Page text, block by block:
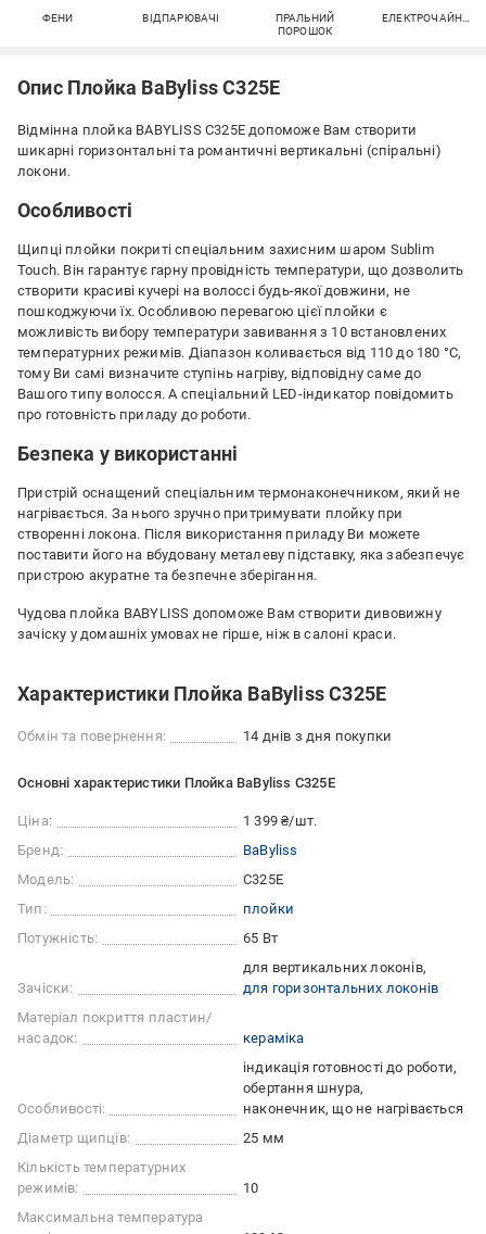
ФЕНИ ВІДПАРЮВАЧІ
ПРАЛЬНИЙ
ПОРОШОК
Опис Плойка BaByliss C325E
Відмінна плойка BABYLISS C325E допоможе Вам створити
шикарні горизонтальні та романтичні вертикальні (спіральні)
локони.
Особливості
Щипці плойки покриті спеціальним захисним шаром Sublim
Touch. Він гарантує гарну провідність температури, що дозволить
створити красиві кучері на волоссі будь-якої довжини, не
пошкоджуючи їх. Особливою перевагою цієї плойки є
можливість вибору температури завивання з 10 встановлених
температурних режимів. Діапазон коливається від 110 до 180 °С,
тому Ви самі визначите ступінь нагріву, відповідну саме до
Вашого типу волосся. А спеціальний LED-індикатор повідомить
про готовність приладу до роботи.
Безпека у використанні
Пристрій оснащений спеціальним термонаконечником, який не
нагрівається. За нього зручно притримувати плойку при
створенні локона. Після використання приладу Ви можете
поставити його на вбудовану металеву підставку, яка забезпечує
пристрою акуратне та безпечне зберігання.
Чудова плойка BABYLISS допоможе Вам створити дивовижну
зачіску у домашніх умовах не гірше, ніж в салоні краси.
Характеристики Плойка BaByliss C325E
Обмін та повернення: 14 днів з дня покупки
Основні характеристики Плойка BaByliss C325E
Ціна:
1 399 ₴/шт.
Бренд:
BaByliss
Модель:
C325E
Тип:
плойки
Потужність:
65 Вт
Зачіски:
для вертикальних локонів
для горизонтальних локонів
Матеріал покриття пластин/
насадок:
кераміка
Особливості:
індикація готовності до роботи
обертання шнура
наконечник, що не нагрівається
Діаметр щипців:
25 мм
Кількість температурних
режимів:
10
Максимальна температура